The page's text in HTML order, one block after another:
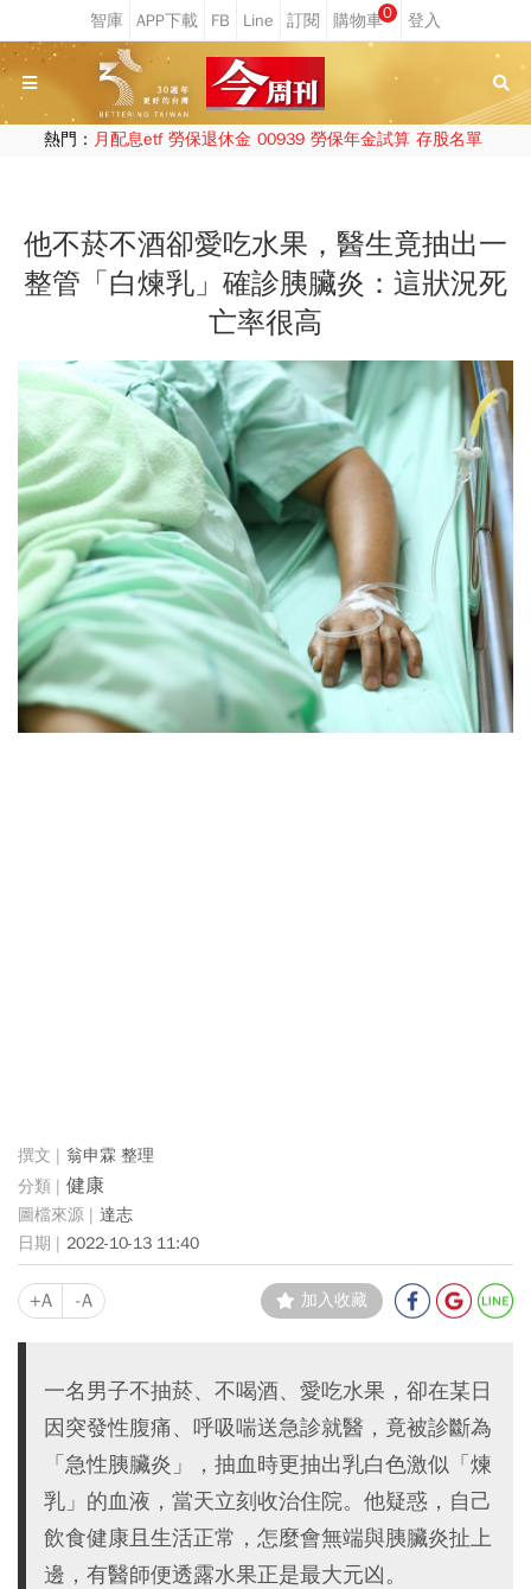
0
熱門： 月配息etf 勞保退休金 00939 勞保年金試算 存股名單
他不菸不酒卻愛吃水果，醫生竟抽出一
整管「白煉乳」確診胰臟炎：這狀況死
亡率很高
翁申霖 整理
健康
達志
2022-10-13 11:40
+A -A 加入收藏
一名男子不抽菸、不喝酒、愛吃水果，卻在某日
因突發性腹痛、呼吸喘送急診就醫，竟被診斷為
「急性胰臟炎」，抽血時更抽出乳白色激似「煉
乳」的血液，當天立刻收治住院。他疑惑，自己
飲食健康且生活正常，怎麼會無端與胰臟炎扯上
邊，有醫師便透露水果正是最大元凶。